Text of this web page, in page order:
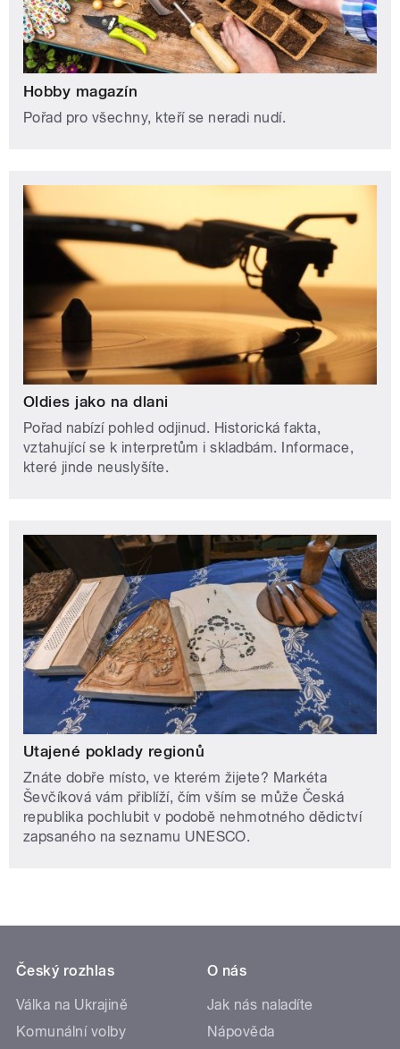
Hobby magazín
Pořad pro všechny, kteří se neradi nudí.
Oldies jako na dlani
Pořad nabízí pohled odjinud. Historická fakta,
vztahující se k interpretům i skladbám. Informace,
které jinde neuslyšíte.
Utajené poklady regionů
Znáte dobře místo, ve kterém žijete? Markéta
Ševčíková vám přiblíží, čím vším se může Česká
republika pochlubit v podobě nehmotného dědictví
zapsaného na seznamu UNESCO.
Český rozhlas
Válka na Ukrajině
Komunální volby
O nás
Jak nás naladíte
Nápověda